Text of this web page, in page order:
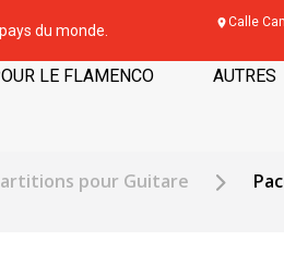
du monde.
Calle
LE FLAMENCO AUTRES
pour Guitare